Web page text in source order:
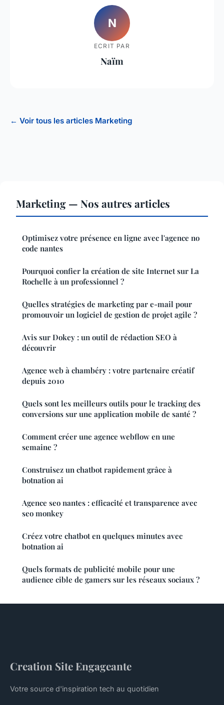
N
ECRIT PAR
Naïm
← Voir tous les articles Marketing
Marketing — Nos autres articles
Optimisez votre présence en ligne avec l'agence no
code nantes
Pourquoi confier la création de site Internet sur La
Rochelle à un professionnel ?
Quelles stratégies de marketing par e-mail pour
promouvoir un logiciel de gestion de projet agile ?
Avis sur Dokey : un outil de rédaction SEO à
découvrir
Agence web à chambéry : votre partenaire créatif
depuis 2010
Quels sont les meilleurs outils pour le tracking des
conversions sur une application mobile de santé ?
Comment créer une agence webflow en une
semaine ?
Construisez un chatbot rapidement grâce à
botnation ai
Agence seo nantes : efficacité et transparence avec
seo monkey
Créez votre chatbot en quelques minutes avec
botnation ai
Quels formats de publicité mobile pour une
audience cible de gamers sur les réseaux sociaux ?
Creation Site Engageante
Votre source d'inspiration tech au quotidien